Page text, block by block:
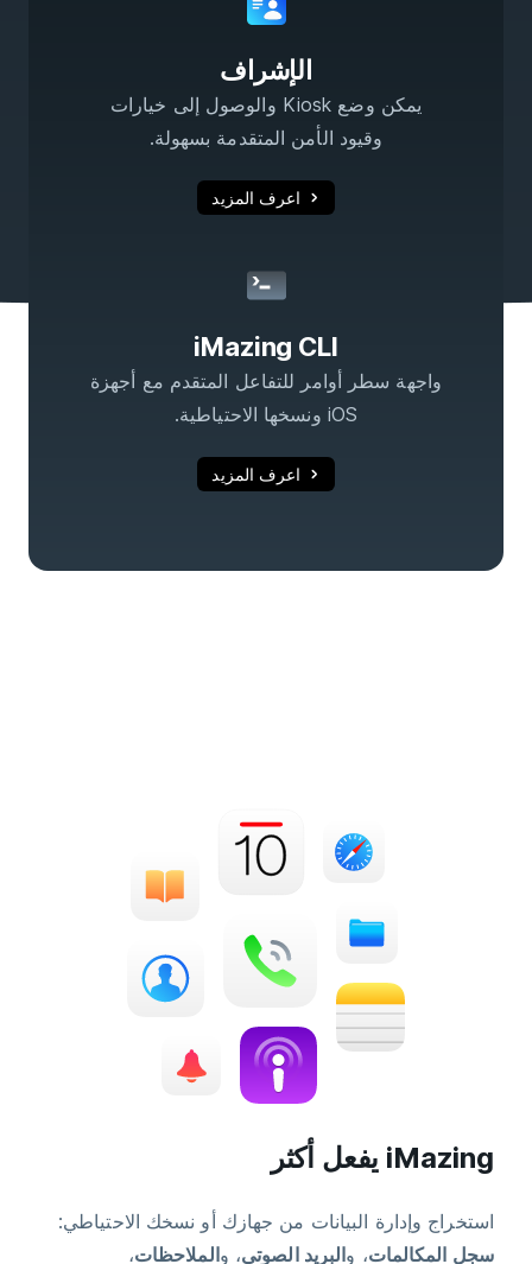
الإشراف
يمكن وضع Kiosk والوصول إلى خيارات
وقيود الأمن المتقدمة بسهولة.
اعرف المزيد
iMazing CLI
واجهة سطر أوامر للتفاعل المتقدم مع أجهزة
iOS ونسخها الاحتياطية.
اعرف المزيد
iMazing يفعل أكثر
استخراج وإدارة البيانات من جهازك أو نسخك الاحتياطي:
سجل المكالمات، والبريد الصوتي، والملاحظات،